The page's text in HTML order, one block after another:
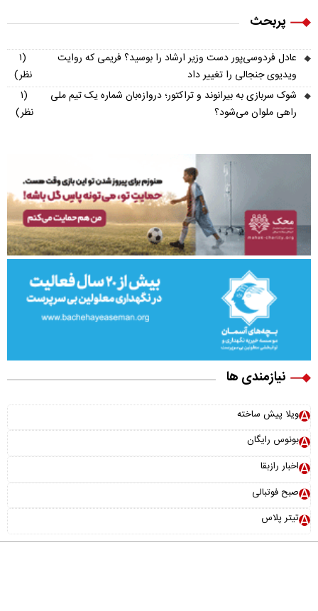
پربحث
عادل فردوسی‌پور دست وزیر ارشاد را بوسید؟ فریمی که روایت
ویدیوی جنجالی را تغییر داد
(۱
نظر)
شوک سربازی به بیرانوند و تراکتور؛ دروازه‌بان شماره یک تیم ملی
راهی ملوان می‌شود؟
(۱
نظر)
نیازمندی ها
ویلا پیش ساخته
بونوس رایگان
اخبار رازبقا
صبح فوتبالی
تیتر پلاس